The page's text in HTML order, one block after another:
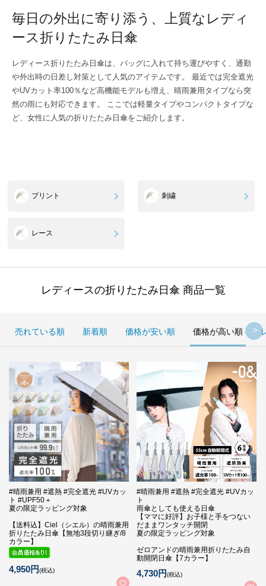
毎日の外出に寄り添う、上質なレディ
ース折りたたみ日傘
レディース折りたたみ日傘は、バッグに入れて持ち運びやすく、通勤
や外出時の日差し対策として人気のアイテムです。 最近では完全遮光
やUVカット率100％など高機能モデルも増え、晴雨兼用タイプなら突
然の雨にも対応できます。 ここでは軽量タイプやコンパクトタイプな
ど、女性に人気の折りたたみ日傘をご紹介します。
プリント 刺繍
レース
レディースの折りたたみ日傘 商品一覧
売れている順 新着順 価格が安い順 価格が高い順
#晴雨兼用 #遮熱 #完全遮光 #UVカッ
ト #UPF50＋
夏の限定ラッピング対象
【送料込】Ciel（シエル）の晴雨兼用
折りたたみ日傘【無地3段切り継ぎ/8
カラー】
4,950円(税込)
#晴雨兼用 #遮熱 #完全遮光 #UVカッ
ト
雨傘としても使える日傘
【ママに好評】お子様と手をつない
だままワンタッチ開閉
夏の限定ラッピング対象
ゼロアンドの晴雨兼用折りたたみ自
動開閉日傘【7カラー】
4,730円(税込)